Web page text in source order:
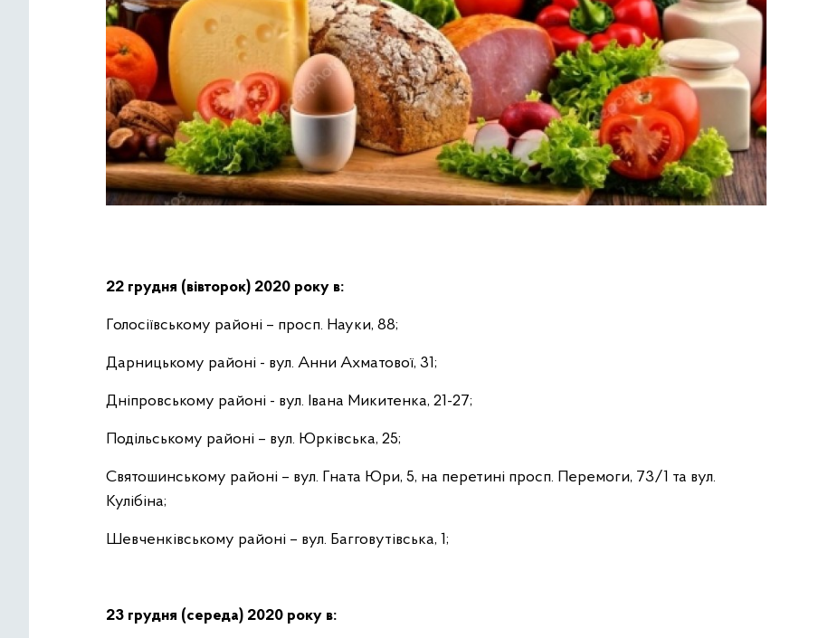
22 грудня (вівторок) 2020 року в:
Голосіївському районі – просп. Науки, 88;
Дарницькому районі - вул. Анни Ахматової, 31;
Дніпровському районі - вул. Івана Микитенка, 21-27;
Подільському районі – вул. Юрківська, 25;
Святошинському районі – вул. Гната Юри, 5, на перетині просп. Перемоги, 73/1 та вул.
Кулібіна;
Шевченківському районі – вул. Багговутівська, 1;
23 грудня (середа) 2020 року в: